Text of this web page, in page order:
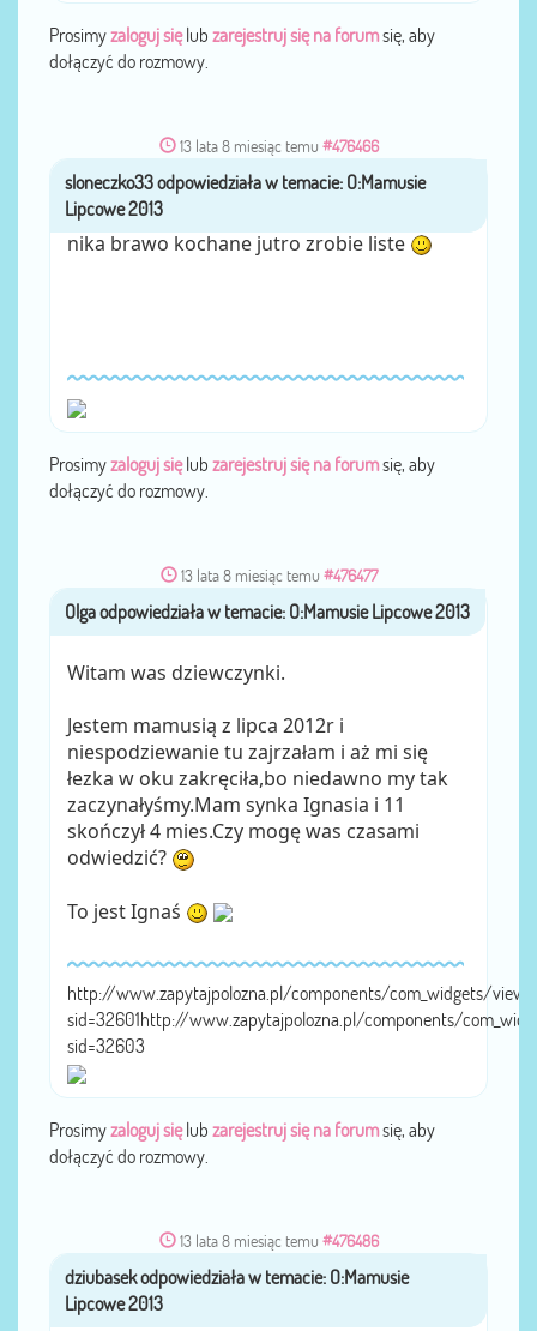
Prosimyzaloguj sięlub zarejestruj się na forumsię, aby
dołączyć do rozmowy.
13 lata 8 miesiąc temu #476466
przezsloneczko33
nika brawo kochane jutro zrobie liste
Prosimyzaloguj sięlub zarejestruj się na forumsię, aby
dołączyć do rozmowy.
13 lata 8 miesiąc temu #476477
przezOlga
Witam was dziewczynki.
Jestem mamusią z lipca 2012r i
niespodziewanie tu zajrzałam i aż mi się
łezka w oku zakręciła,bo niedawno my tak
zaczynałyśmy.Mam synka Ignasia i 11
skończył 4 mies.Czy mogę was czasami
odwiedzić?
To jest Ignaś
http://www.zapytajpolozna.pl/components/com_widgets/
sid=32601http://www.zapytajpolozna.pl/components/
sid=32603
Prosimyzaloguj sięlub zarejestruj się na forumsię, aby
dołączyć do rozmowy.
13 lata 8 miesiąc temu #476486
przezdziubasek